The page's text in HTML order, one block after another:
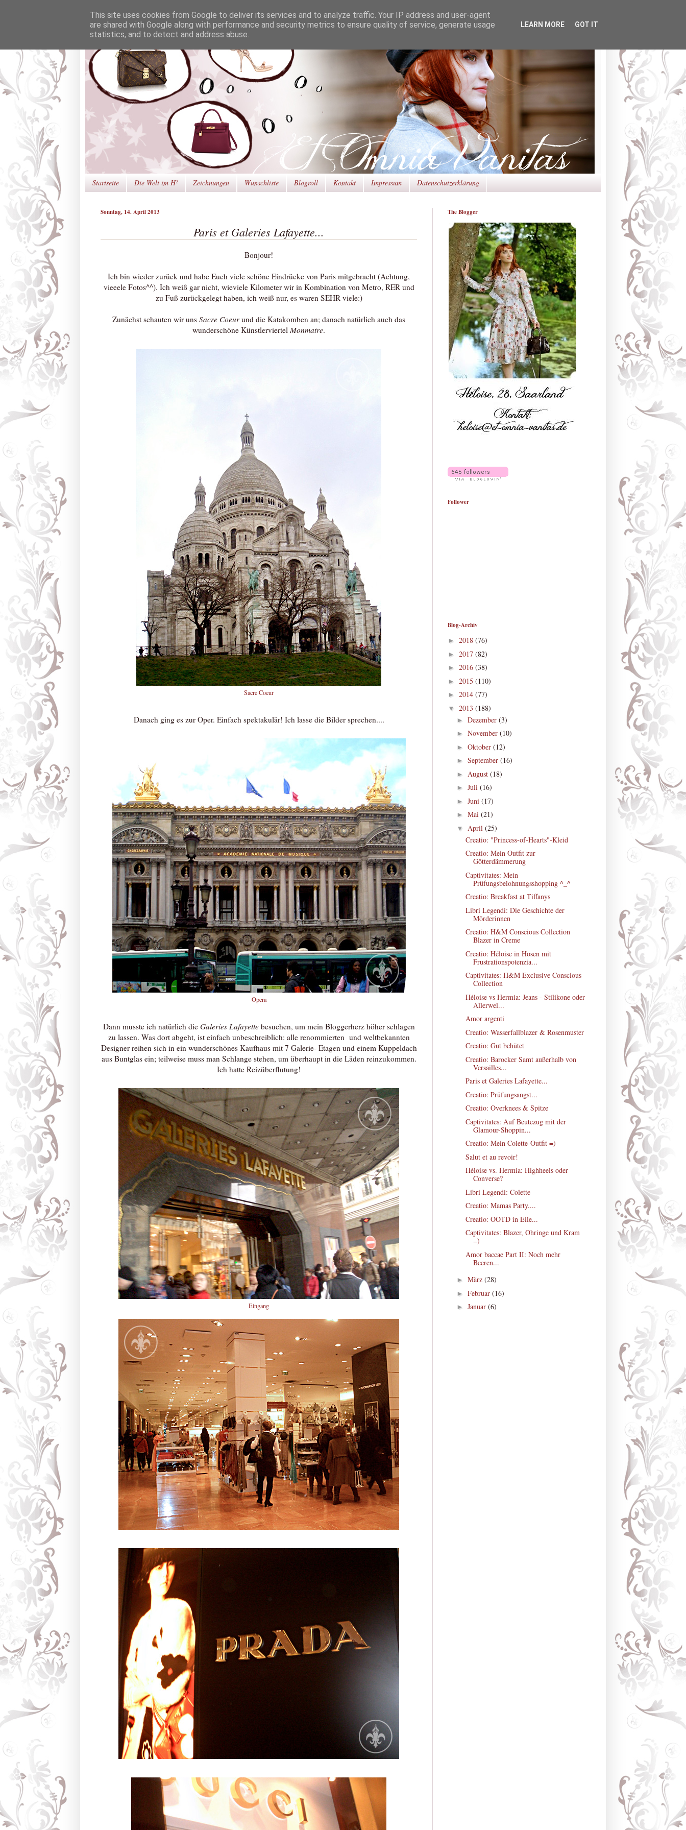
Startseite Die Welt im H² Zeichnungen Wunschliste Blogroll Kontakt Impressum Datenschutzerklärung
Sonntag, 14. April 2013
Paris et Galeries Lafayette...
Bonjour!
Ich bin wieder zurück und habe Euch viele schöne Eindrücke von Paris mitgebracht (Achtung,
vieeele Fotos^^). Ich weiß gar nicht, wieviele Kilometer wir in Kombination von Metro, RER und
zu Fuß zurückgelegt haben, ich weiß nur, es waren SEHR viele:)
Zunächst schauten wir uns Sacre Coeurund die Katakomben an; danach natürlich auch das
wunderschöne Künstlerviertel Monmatre.
Sacre Coeur
Danach ging es zur Oper. Einfach spektakulär! Ich lasse die Bilder sprechen....
Opera
Dann musste ich natürlich die Galeries Lafayettebesuchen, um mein Bloggerherz höher schlagen
zu lassen. Was dort abgeht, ist einfach unbeschreiblich: alle renommierten und weltbekannten
Designer reihen sich in ein wunderschönes Kaufhaus mit 7 Galerie- Etagen und einem Kuppeldach
aus Buntglas ein; teilweise muss man Schlange stehen, um überhaupt in die Läden reinzukommen.
Ich hatte Reizüberflutung!
Eingang
The Blogger
Follower
Blog-Archiv
► 2018 (76)
► 2017 (82)
► 2016 (38)
► 2015 (110)
► 2014 (77)
▼ 2013 (188)
► Dezember (3)
► November (10)
► Oktober (12)
► September (16)
► August (18)
► Juli (16)
► Juni (17)
► Mai (21)
▼ April (25)
Creatio: "Princess-of-Hearts"-Kleid
Creatio: Mein Outfit zur
Götterdämmerung
Captivitates: Mein
Prüfungsbelohnungsshopping ^_^
Creatio: Breakfast at Tiffanys
Libri Legendi: Die Geschichte der
Mörderinnen
Creatio: H&M Conscious Collection
Blazer in Creme
Creatio: Héloise in Hosen mit
Frustrationspotenzia...
Captivitates: H&M Exclusive Conscious
Collection
Héloise vs Hermia: Jeans - Stilikone oder
Allerwel...
Amor argenti
Creatio: Wasserfallblazer & Rosenmuster
Creatio: Gut behütet
Creatio: Barocker Samt außerhalb von
Versailles...
Paris et Galeries Lafayette...
Creatio: Prüfungsangst...
Creatio: Overknees & Spitze
Captivitates: Auf Beutezug mit der
Glamour-Shoppin...
Creatio: Mein Colette-Outfit =)
Salut et au revoir!
Héloise vs. Hermia: Highheels oder
Converse?
Libri Legendi: Colette
Creatio: Mamas Party....
Creatio: OOTD in Eile...
Captivitates: Blazer, Ohringe und Kram
=)
Amor baccae Part II: Noch mehr
Beeren...
► März (28)
► Februar (16)
► Januar (6)
This site uses cookies from Google to deliver its services and to analyze traffic. Your IP address and user-agent
are shared with Google along with performance and security metrics to ensure quality of service, generate usage
statistics, and to detect and address abuse.
LEARN MORE GOT IT